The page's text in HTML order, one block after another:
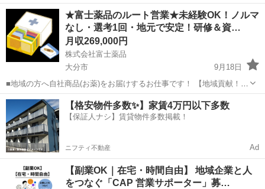
せますので、しっかり高収入が目指せます❗ ✅完全反響の出張買取営業
となります。 ✅基本は担当エリアへの直行直帰スタイルです！ ✅独り
立ち後は1日5件程度の個...
大分 大分市 大分駅 ルートセールス 未経験
★富士薬品のルート営業★未経験OK！ノルマ
なし・選考1回・地元で安定！研修＆資…
月収269,000円
株式会社富士薬品
大分市
9月18日
■地域の方へ自社商品(お薬)をお届けするお仕事です！ 【地域貢献！・
地域密着・お話大好き！・感謝される！】 このワードにグッとくる
方！大募集‼ ※訪問先はすでにご利用いただいているお客様を中心に
スタート✨ 慣れる...
大分 大分市 ルートセールス 未経験
【格安物件多数✨】家賃4万円以下多数
【保証人ナシ】賃貸物件多数掲載！
ニフティ不動産 Ad
【副業OK｜在宅・時間自由】 地域企業と人
をつなぐ「CAP 営業サポーター」募…